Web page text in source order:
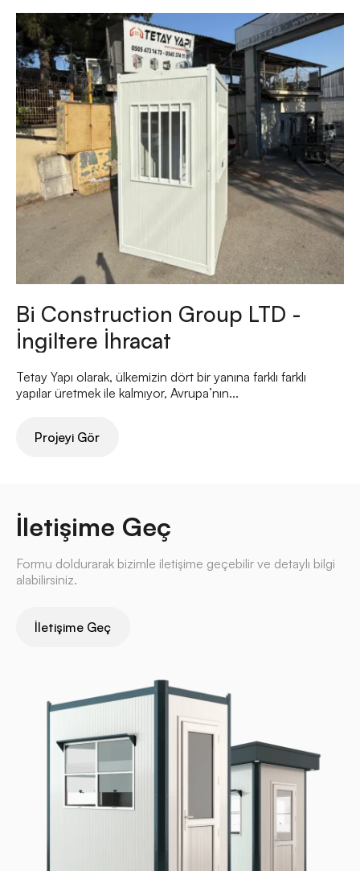
Bi Construction Group LTD -
İngiltere İhracat
Tetay Yapı olarak, ülkemizin dört bir yanına farklı farklı
yapılar üretmek ile kalmıyor, Avrupa’nın...
Projeyi Gör
İletişime Geç
Formu doldurarak bizimle iletişime geçebilir ve detaylı bilgi
alabilirsiniz.
İletişime Geç